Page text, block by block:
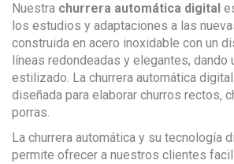
Nuestra churrera automática digital
los estudios y adaptaciones a las
construida en acero inoxidable con un
líneas redondeadas y elegantes, dando
estilizado. La churrera automática
diseñada para elaborar churros rectos,
porras.
La churrera automática y su tecnología
permite ofrecer a nuestros clientes